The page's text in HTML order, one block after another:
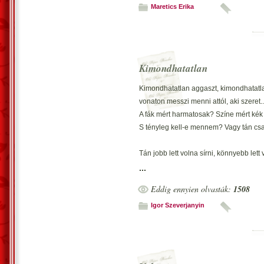
Maretics Erika
Kimondhatatlan
Kimondhatatlan aggaszt,
vonaton messzi menni attól, aki
A fák mért harmatosak? Színe mért
S tényleg kell-e mennem? Vagy tán
Tán jobb lett volna sírni, könnyebb lett
bet?kkel láncozottan, lelkemmel
baglyok az új útitársak, köd száll,
Szeretnék visszatérni, s ott vár a
...
Eddig ennyien olvasták: 1508
Igor Szeverjanyin